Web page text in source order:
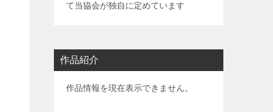
て当協会が独自に定めています
作品紹介
作品情報を現在表示できません。